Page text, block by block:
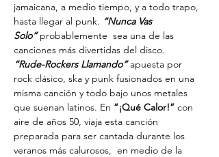
jamaicana, a medio tiempo, y a todo trapo,
hasta llegar al punk. “Nunca Vas
Solo” probablemente  sea una de las
canciones más divertidas del disco.
“Rude-Rockers Llamando” apuesta por
rock clásico, ska y punk fusionados en una
misma canción y todo bajo unos metales
que suenan latinos. En “¡Qué Calor!” con
aire de años 50, viaja esta canción
preparada para ser cantada durante los
veranos más calurosos,  en medio de la